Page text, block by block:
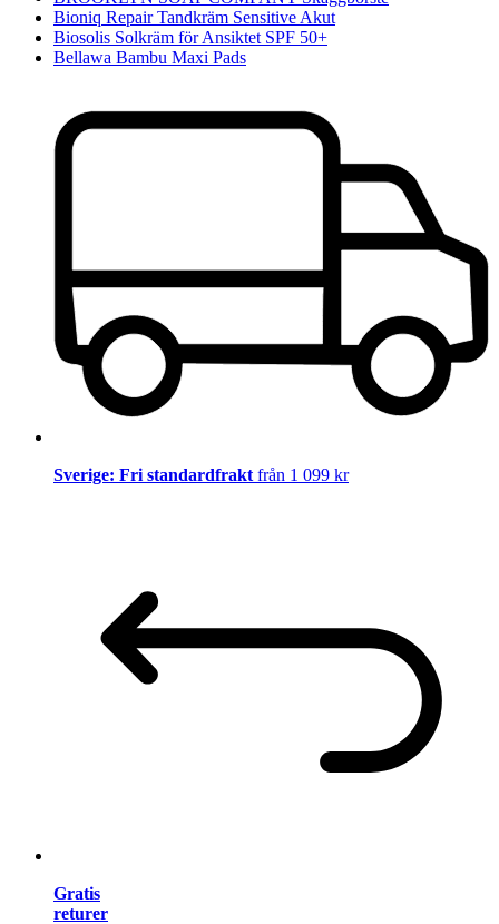
Bioniq Repair Tandkräm Sensitive Akut
Biosolis Solkräm för Ansiktet SPF 50+
Bellawa Bambu Maxi Pads
Sverige: Fri standardfrakt från 1 099 kr
Gratis
returer